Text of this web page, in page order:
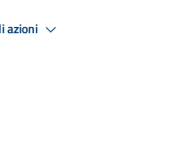
azioni